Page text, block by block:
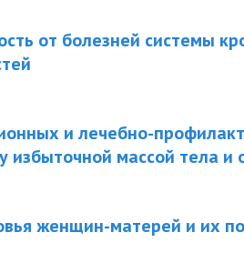
от болезней системы
и лечебно-
избыточной массой тела и
женщин-матерей и их